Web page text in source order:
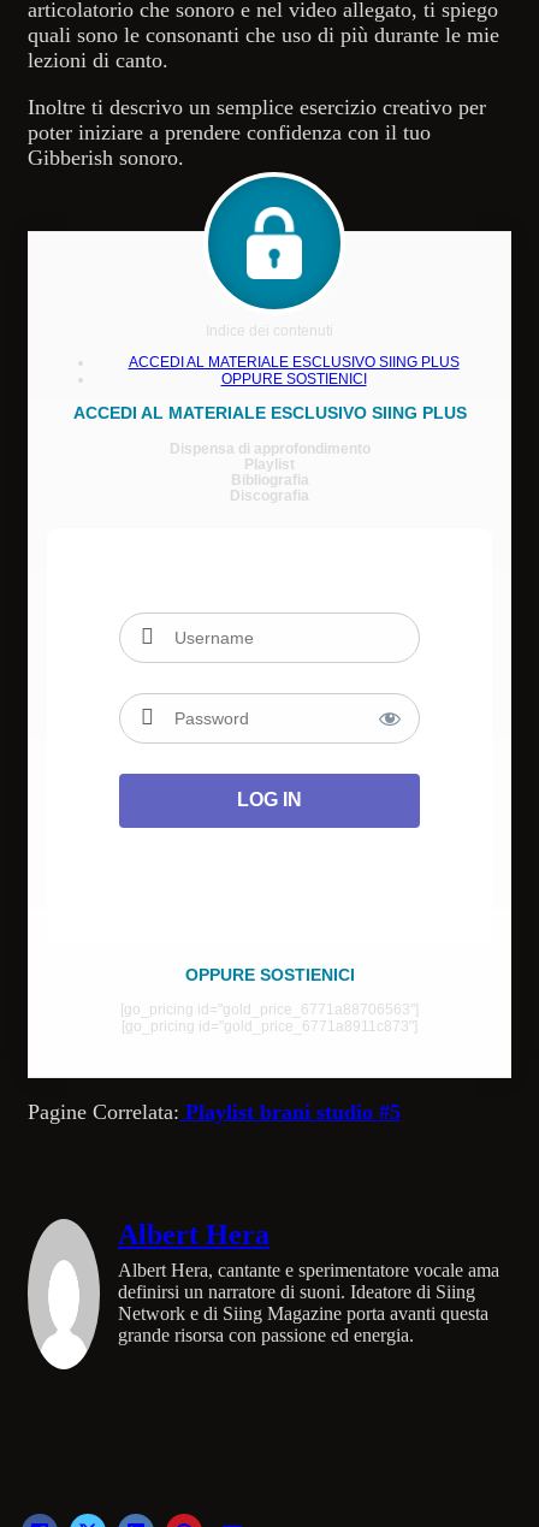
articolatorio che sonoro e nel video allegato, ti spiego
quali sono le consonanti che uso di più durante le mie
lezioni di canto.
Inoltre ti descrivo un semplice esercizio creativo per
poter iniziare a prendere confidenza con il tuo
Gibberish sonoro.
Indice dei contenuti
ACCEDI AL MATERIALE ESCLUSIVO SIING PLUS
OPPURE SOSTIENICI
ACCEDI AL MATERIALE ESCLUSIVO SIING PLUS
Dispensa di approfondimento
Playlist
Bibliografia
Discografia
OPPURE SOSTIENICI
[go_pricing id="gold_price_6771a88706563"]
[go_pricing id="gold_price_6771a8911c873"]
Pagine Correlata: Playlist brani studio #5
Albert Hera
Albert Hera, cantante e sperimentatore vocale ama
definirsi un narratore di suoni. Ideatore di Siing
Network e di Siing Magazine porta avanti questa
grande risorsa con passione ed energia.